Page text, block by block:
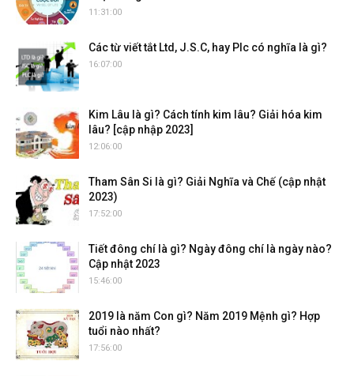
11:31:00
Các từ viết tắt Ltd, J.S.C, hay Plc có nghĩa là gì?
16:07:00
Kim Lâu là gì? Cách tính kim lâu? Giải hóa kim
lâu? [cập nhập 2023]
12:06:00
Tham Sân Si là gì? Giải Nghĩa và Chế (cập nhật
2023)
17:52:00
Tiết đông chí là gì? Ngày đông chí là ngày nào?
Cập nhật 2023
15:46:00
2019 là năm Con gì? Năm 2019 Mệnh gì? Hợp
tuổi nào nhất?
17:56:00